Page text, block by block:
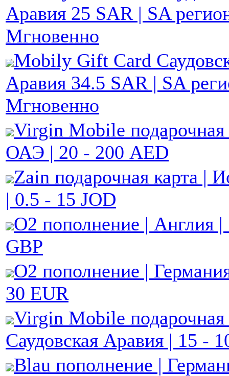
Аравия 25 SAR | SA
Мгновенно
Mobily Gift Card
Аравия 34.5 SAR | SA
Мгновенно
Virgin Mobile подарочная
ОАЭ | 20 - 200 AED
Zain подарочная карта |
| 0.5 - 15 JOD
O2 пополнение | Англия
GBP
O2 пополнение |
30 EUR
Virgin Mobile подарочная
Саудовская Аравия | 15 -
Blau пополнение |